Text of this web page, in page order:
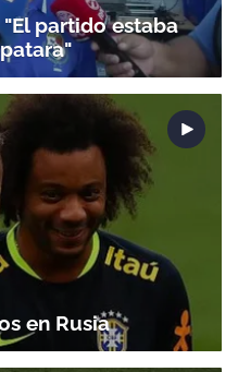
partido estaba
en Rusia